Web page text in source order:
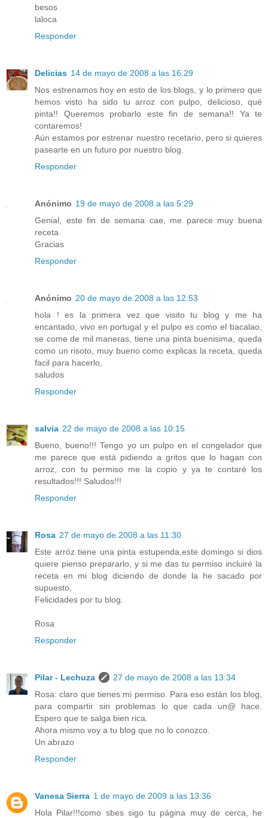
besos
laloca
Responder
Delicias 14 de mayo de 2008 a las 16:29
Nos estrenamos hoy en esto de los blogs, y lo primero que
hemos visto ha sido tu arroz con pulpo, delicioso, qué
pinta!! Queremos probarlo este fin de semana!! Ya te
contaremos!
Aún estamos por estrenar nuestro recetario, pero si quieres
pasearte en un futuro por nuestro blog.
Responder
Anónimo 19 de mayo de 2008 a las 5:29
Genial, este fin de semana cae, me parece muy buena
receta.
Gracias
Responder
Anónimo 20 de mayo de 2008 a las 12:53
hola ! es la primera vez que visito tu blog y me ha
encantado, vivo en portugal y el pulpo es como el bacalao,
se come de mil maneras, tiene una pinta buenisima, queda
como un risoto, muy bueno como explicas la receta, queda
facil para hacerlo,
saludos
Responder
salvia 22 de mayo de 2008 a las 10:15
Bueno, bueno!!! Tengo yo un pulpo en el congelador que
me parece que está pidiendo a gritos que lo hagan con
arroz, con tu permiso me la copio y ya te contaré los
resultados!!! Saludos!!!
Responder
Rosa 27 de mayo de 2008 a las 11:30
Este arróz tiene una pinta estupenda,este domingo si dios
quiere pienso prepararlo, y si me das tu permiso incluiré la
receta en mi blog diciendo de donde la he sacado por
supuesto,
Felicidades por tu blog.
Rosa
Responder
Pilar - Lechuza
27 de mayo de 2008 a las 13:34
Rosa: claro que tienes mi permiso. Para eso están los blog,
para compartir sin problemas lo que cada un@ hace.
Espero que te salga bien rica.
Ahora mismo voy a tu blog que no lo conozco.
Un abrazo
Responder
Vanesa Sierra 1 de mayo de 2009 a las 13:36
Hola Pilar!!!como sbes sigo tu página muy de cerca, he